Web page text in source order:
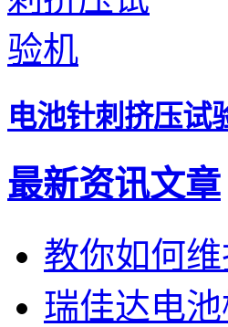
电池针刺挤压试
最新资讯文章
教你如何
瑞佳达电